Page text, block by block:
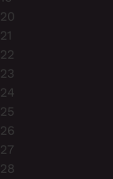
20
21
22
23
24
25
26
27
28